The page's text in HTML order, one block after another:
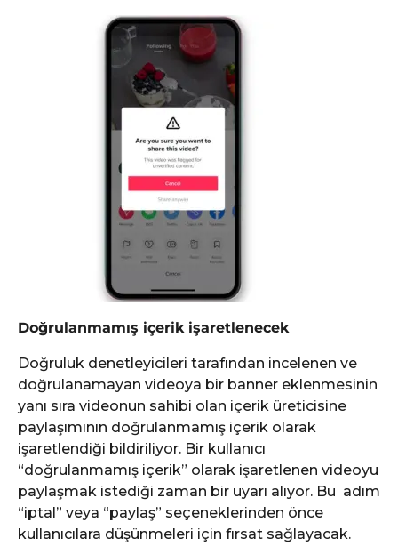
Doğrulanmamış içerik işaretlenecek
Doğruluk denetleyicileri tarafından incelenen ve
doğrulanamayan videoya bir banner eklenmesinin
yanı sıra videonun sahibi olan içerik üreticisine
paylaşımının doğrulanmamış içerik olarak
işaretlendiği bildiriliyor. Bir kullanıcı
“doğrulanmamış içerik” olarak işaretlenen videoyu
paylaşmak istediği zaman bir uyarı alıyor. Bu adım
“iptal” veya “paylaş” seçeneklerinden önce
kullanıcılara düşünmeleri için fırsat sağlayacak.